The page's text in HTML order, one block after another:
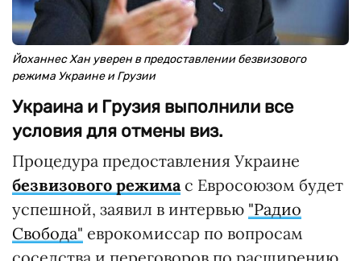
Йоханнес Хан уверен в предоставлении безвизового
режима Украине и Грузии
Украина и Грузия выполнили все
условия для отмены виз.
Процедура предоставления Украине
безвизового режимас Евросоюзом будет
успешной, заявил в интервью "Радио
Свобода" еврокомиссар по вопросам